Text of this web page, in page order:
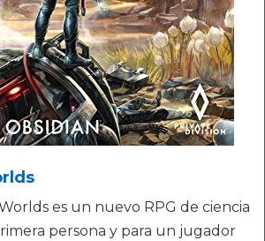
es un nuevo RPG de ciencia
persona y para un jugador